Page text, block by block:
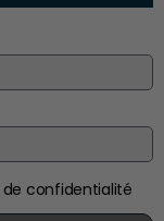
confidentialité